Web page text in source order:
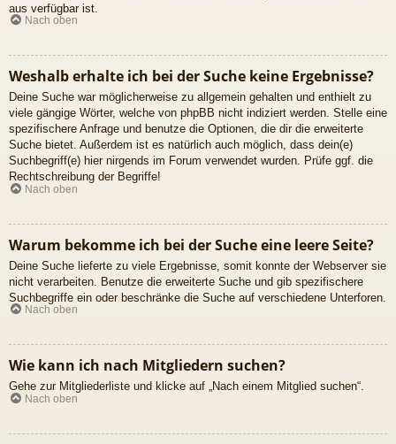
aus verfügbar ist.
Nach oben
Weshalb erhalte ich bei der Suche keine Ergebnisse?
Deine Suche war möglicherweise zu allgemein gehalten und enthielt zu
viele gängige Wörter, welche von phpBB nicht indiziert werden. Stelle eine
spezifischere Anfrage und benutze die Optionen, die dir die erweiterte
Suche bietet. Außerdem ist es natürlich auch möglich, dass dein(e)
Suchbegriff(e) hier nirgends im Forum verwendet wurden. Prüfe ggf. die
Rechtschreibung der Begriffe!
Nach oben
Warum bekomme ich bei der Suche eine leere Seite?
Deine Suche lieferte zu viele Ergebnisse, somit konnte der Webserver sie
nicht verarbeiten. Benutze die erweiterte Suche und gib spezifischere
Suchbegriffe ein oder beschränke die Suche auf verschiedene Unterforen.
Nach oben
Wie kann ich nach Mitgliedern suchen?
Gehe zur Mitgliederliste und klicke auf „Nach einem Mitglied suchen“.
Nach oben